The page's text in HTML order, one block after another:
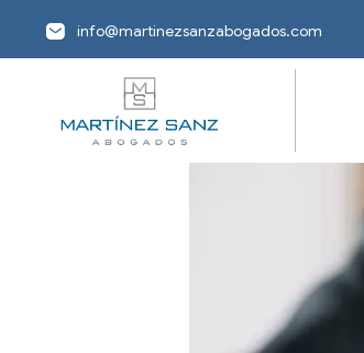
info@martinezsanzabogados.com